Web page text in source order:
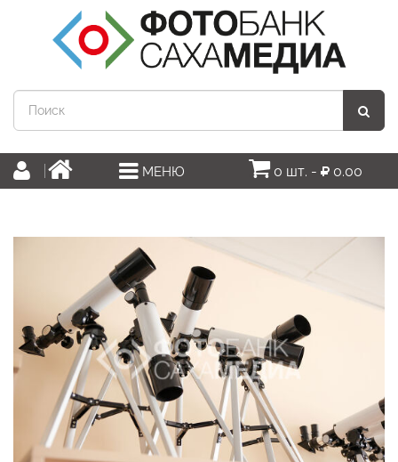
МЕНЮ 0 шт. - 0.00